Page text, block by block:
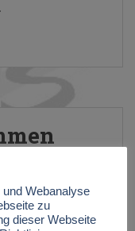
Webanalyse
zu
dieser Webseite